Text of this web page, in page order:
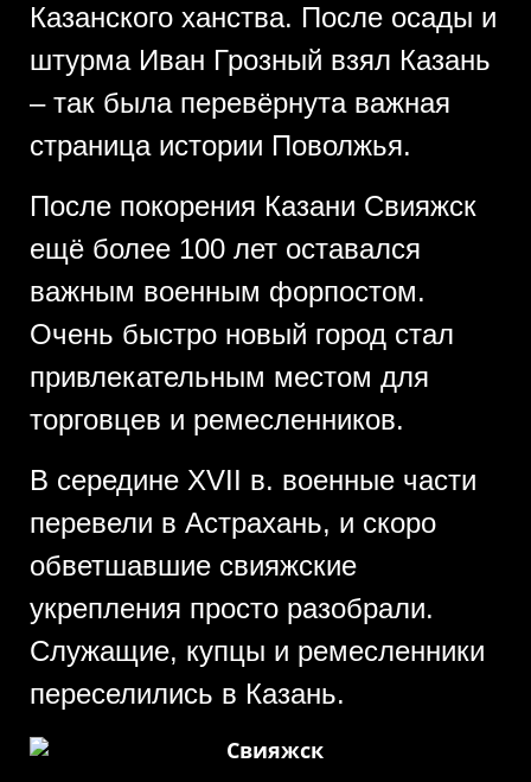
Казанского ханства. После осады и
штурма Иван Грозный взял Казань
– так была перевёрнута важная
страница истории Поволжья.
После покорения Казани Свияжск
ещё более 100 лет оставался
важным военным форпостом.
Очень быстро новый город стал
привлекательным местом для
торговцев и ремесленников.
В середине XVII в. военные части
перевели в Астрахань, и скоро
обветшавшие свияжские
укрепления просто разобрали.
Служащие, купцы и ремесленники
переселились в Казань.